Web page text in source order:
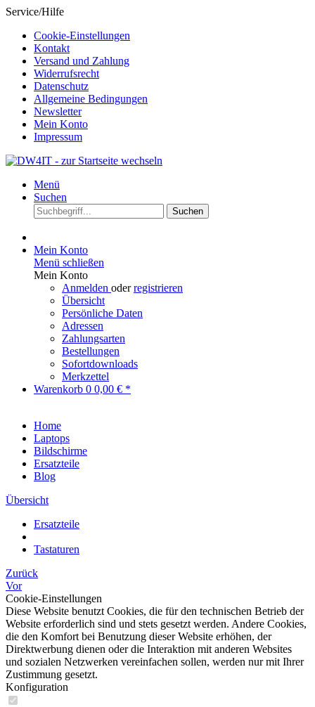
Service/Hilfe
Cookie-Einstellungen
Kontakt
Versand und Zahlung
Widerrufsrecht
Datenschutz
Allgemeine Bedingungen
Newsletter
Mein Konto
Impressum
Menü
Suchen
Suchen
Mein Konto
Menü schließen
Mein Konto
Anmelden oderregistrieren
Übersicht
Persönliche Daten
Adressen
Zahlungsarten
Bestellungen
Sofortdownloads
Merkzettel
Warenkorb 0 0,00 € *
Home
Laptops
Bildschirme
Ersatzteile
Blog
Übersicht
Ersatzteile
Tastaturen
Zurück
Vor
Cookie-Einstellungen
Diese Website benutzt Cookies, die für den technischen Betrieb der
Website erforderlich sind und stets gesetzt werden. Andere Cookies,
die den Komfort bei Benutzung dieser Website erhöhen, der
Direktwerbung dienen oder die Interaktion mit anderen Websites
und sozialen Netzwerken vereinfachen sollen, werden nur mit Ihrer
Zustimmung gesetzt.
Konfiguration